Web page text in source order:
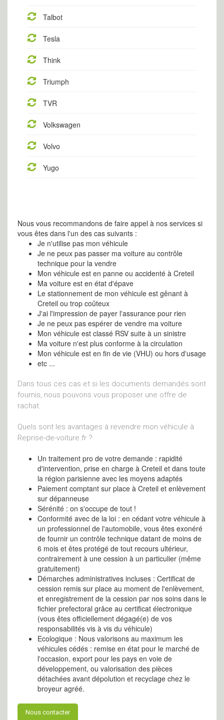
Talbot
Tesla
Think
Triumph
TVR
Volkswagen
Volvo
Yugo
Nous vous recommandons de faire appel à nos services si
vous êtes dans l'un des cas suivants :
Je n'utilise pas mon véhicule
Je ne peux pas passer ma voiture au contrôle
technique pour la vendre
Mon véhicule est en panne ou accidenté à Creteil
Ma voiture est en état d'épave
Le stationnement de mon véhicule est gênant à
Creteil ou trop coûteux
J'ai l'impression de payer l'assurance pour rien
Je ne peux pas espérer de vendre ma voiture
Mon véhicule est classé RSV suite à un sinistre
Ma voiture n'est plus conforme à la circulation
Mon véhicule est en fin de vie (VHU) ou hors d'usage
etc ...
Dans tous ces cas et si les documents demandés sont
fournis, nous pouvons vous proposer une offre de
rachat.
Quels sont les avantages à revendre mon véhicule à
Reprise-de-voiture.fr ?
Un traitement pro de votre demande : rapidité
d'intervention, prise en charge à Creteil et dans toute
la région parisienne avec les moyens adaptés
Paiement comptant sur place à Creteil et enlèvement
sur dépanneuse
Sérénité : on s'occupe de tout !
Conformité avec de la loi : en cédant votre véhicule à
un professionnel de l'automobile, vous êtes exonéré
de fournir un contrôle technique datant de moins de
6 mois et êtes protégé de tout recours ultérieur,
contrairement à une cession à un particulier (même
gratuitement)
Démarches administratives incluses : Certificat de
cession remis sur place au moment de l'enlèvement,
et enregistrement de la cession par nos soins dans le
fichier prefectoral grâce au certificat électronique
(vous êtes officiellement dégagé(e) de vos
responsabilités vis à vis du véhicule)
Ecologique : Nous valorisons au maximum les
véhicules cédés : remise en état pour le marché de
l'occasion, export pour les pays en voie de
développement, ou valorisation des pièces
détachées avant dépolution et recyclage chez le
broyeur agréé.
Nous contacter